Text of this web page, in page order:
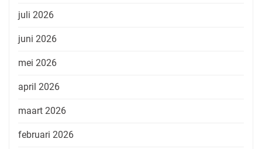
juli 2026
juni 2026
mei 2026
april 2026
maart 2026
februari 2026